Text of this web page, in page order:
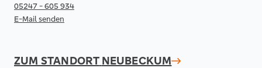
05247 - 605 934
E-Mail senden
ZUM STANDORT NEUBECKUM